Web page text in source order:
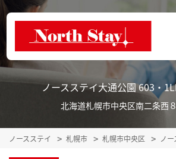
ノースステイ大通公園 603・
北海道札幌市中央区南二条西
ノースステイ 札幌市 札幌市中央区 ノ